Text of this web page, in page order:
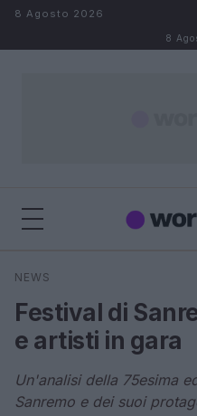
Salta al contenuto
8 Agosto 2026
8
Cerca
NEWS
Festival di
e artisti in gara
Un'analisi della 75esima
Sanremo e dei suoi